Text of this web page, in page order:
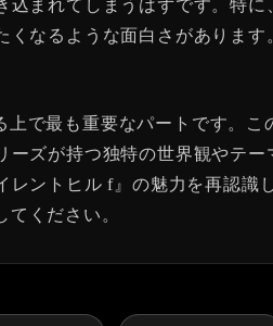
まれてしまうはずです。特
なるような面白さがあります
で最も重要なパートです。
ズが持つ独特の世界観やテ
ントヒル f』の魅力を再認識
ください。